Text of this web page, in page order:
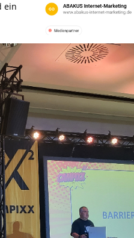
ein